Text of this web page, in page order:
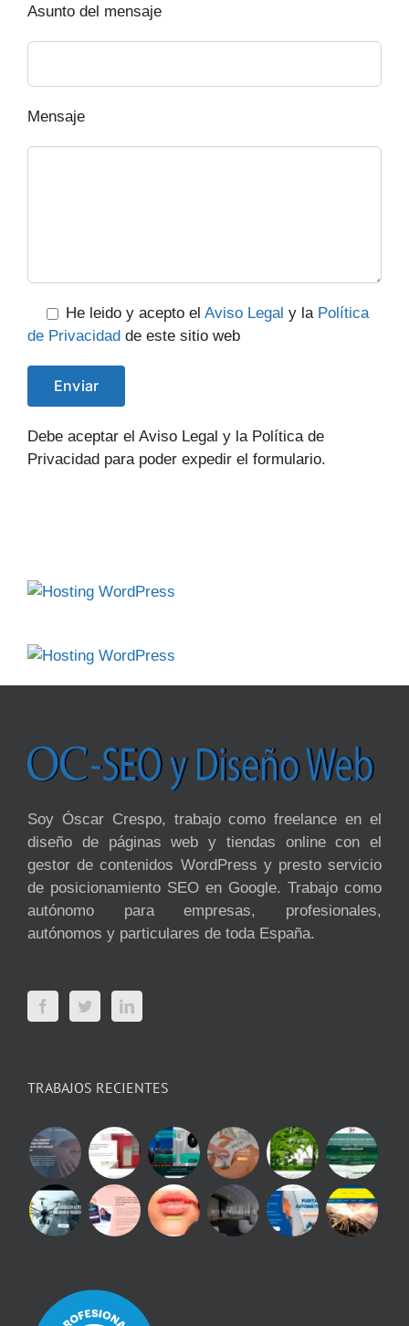
Asunto del mensaje
Mensaje
He leido y acepto el Aviso Legal y la Política
de Privacidad de este sitio web
Debe aceptar el Aviso Legal y la Política de
Privacidad para poder expedir el formulario.
Soy Óscar Crespo, trabajo como freelance en el
diseño de páginas web y tiendas online con el
gestor de contenidos WordPress y presto servicio
de posicionamiento SEO en Google. Trabajo como
autónomo para empresas, profesionales,
autónomos y particulares de toda España.
TRABAJOS RECIENTES